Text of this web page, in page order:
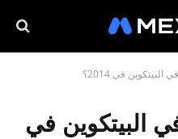
في 2014؟
البيتكوين في